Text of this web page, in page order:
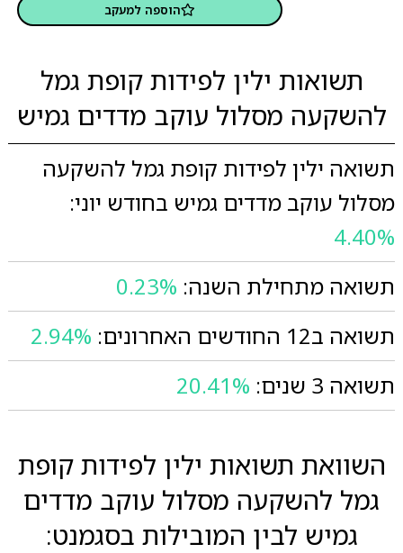
הוספה למעקב
תשואות ילין לפידות קופת גמל
להשקעה מסלול עוקב מדדים גמיש
תשואה ילין לפידות קופת גמל להשקעה
מסלול עוקב מדדים גמיש בחודש יוני:
4.40%
תשואה מתחילת השנה: 0.23%
תשואה ב12 החודשים האחרונים:
2.94%
תשואה 3 שנים:
20.41%
השוואת תשואות ילין לפידות קופת
גמל להשקעה מסלול עוקב מדדים
גמיש לבין המובילות בסגמנט: